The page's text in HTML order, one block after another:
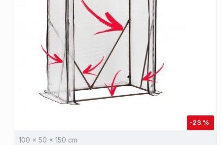
-23 %
100 × 50 × 150 cm